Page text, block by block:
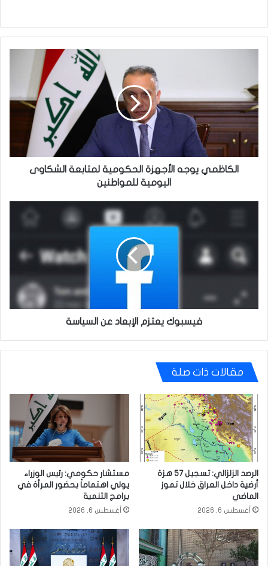
الحكومية
لمتابعة
الشكاوى
اليومية
للمواطنين
الكاظمي يوجه الأجهزة الحكومية لمتابعة الشكاوى
اليومية للمواطنين
السياسة
فيسبوك يعتزم الإبعاد عن السياسة
مقالات ذات صلة
الرصد الزلزالي: تسجيل 57 هزة
أرضية داخل العراق خلال تموز
الماضي
أغسطس 6, 2026
مستشار حكومي: رئيس الوزراء
يولي اهتماماً بحضور المرأة في
برامج التنمية
أغسطس 6, 2026